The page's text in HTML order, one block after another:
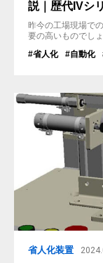
説｜歴代IVシ
昨今の工場現場で
要の高いものでし
は カメラ検査機で
#省人化 #自動化
省人化装置